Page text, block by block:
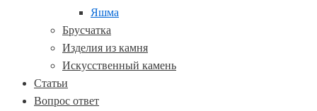
Яшма
Брусчатка
Изделия из камня
Искусственный камень
Статьи
Вопрос ответ